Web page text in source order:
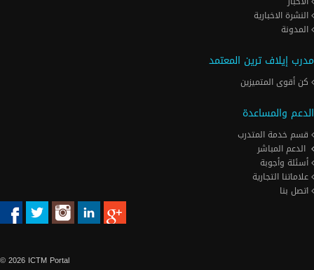
النشرة الاخبارية
المدونة
مدرب إيلاف ترين المعتمد
كن أقوى المتميزين
الدعم والمساعدة
قسم خدمة المتدرب
الدعم المباشر
أسئلة وأجوبة
علاماتنا التجارية
اتصل بنا
© 2026 ICTM Portal